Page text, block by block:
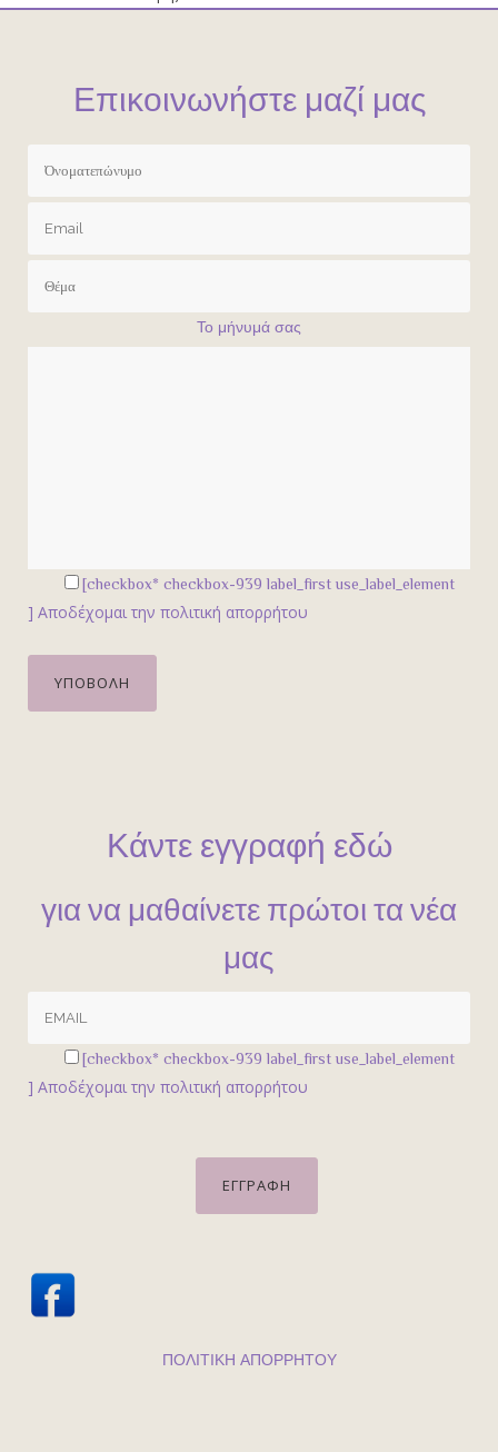
Επικοινωνήστε μαζί μας
Το μήνυμά σας
[checkbox* checkbox-939 label_first use_label_element
] Αποδέχομαι την πολιτική απορρήτου
Κάντε εγγραφή εδώ
για να μαθαίνετε πρώτοι τα νέα
μας
[checkbox* checkbox-939 label_first use_label_element
] Αποδέχομαι την πολιτική απορρήτου
ΠΟΛΙΤΙΚΗ ΑΠΟΡΡΗΤΟΥ